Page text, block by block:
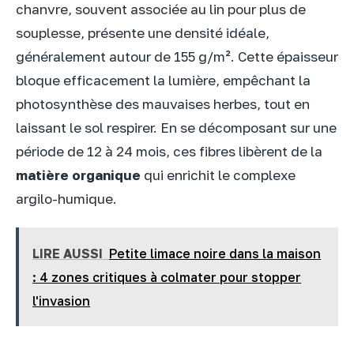
chanvre, souvent associée au lin pour plus de
souplesse, présente une densité idéale,
généralement autour de 155 g/m². Cette épaisseur
bloque efficacement la lumière, empêchant la
photosynthèse des mauvaises herbes, tout en
laissant le sol respirer. En se décomposant sur une
période de 12 à 24 mois, ces fibres libèrent de la
matière organique qui enrichit le complexe
argilo-humique.
LIRE AUSSI Petite limace noire dans la maison
: 4 zones critiques à colmater pour stopper
l'invasion